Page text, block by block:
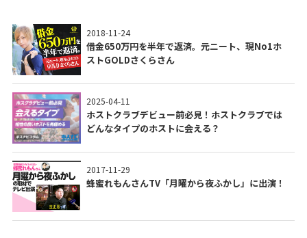
2018-11-24
借金650万円を半年で返済。元ニート、現No1ホ
ストGOLDさくらさん
2025-04-11
ホストクラブデビュー前必見！ホストクラブでは
どんなタイプのホストに会える？
2017-11-29
蜂蜜れもんさんTV「月曜から夜ふかし」に出演！